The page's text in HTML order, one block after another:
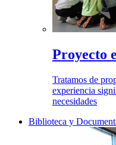
Proyecto
Tratamos de
experiencia
necesidades
Biblioteca y